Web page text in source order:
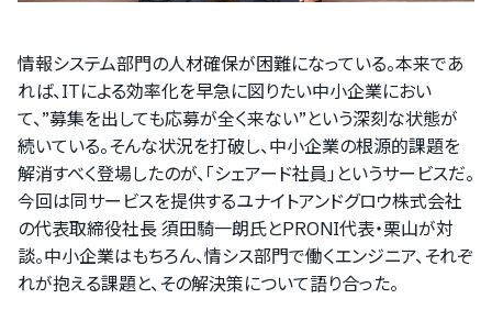
情報システム部門の人材確保が困難になっている。本来であ
れば、ITによる効率化を早急に図りたい中小企業におい
て、”募集を出しても応募が全く来ない”という深刻な状態が
続いている。そんな状況を打破し、中小企業の根源的課題を
解消すべく登場したのが、「シェアード社員」というサービスだ。
今回は同サービスを提供するユナイトアンドグロウ株式会社
の代表取締役社長 須田騎一朗氏とPRONI代表・栗山が対
談。中小企業はもちろん、情シス部門で働くエンジニア、それぞ
れが抱える課題と、その解決策について語り合った。